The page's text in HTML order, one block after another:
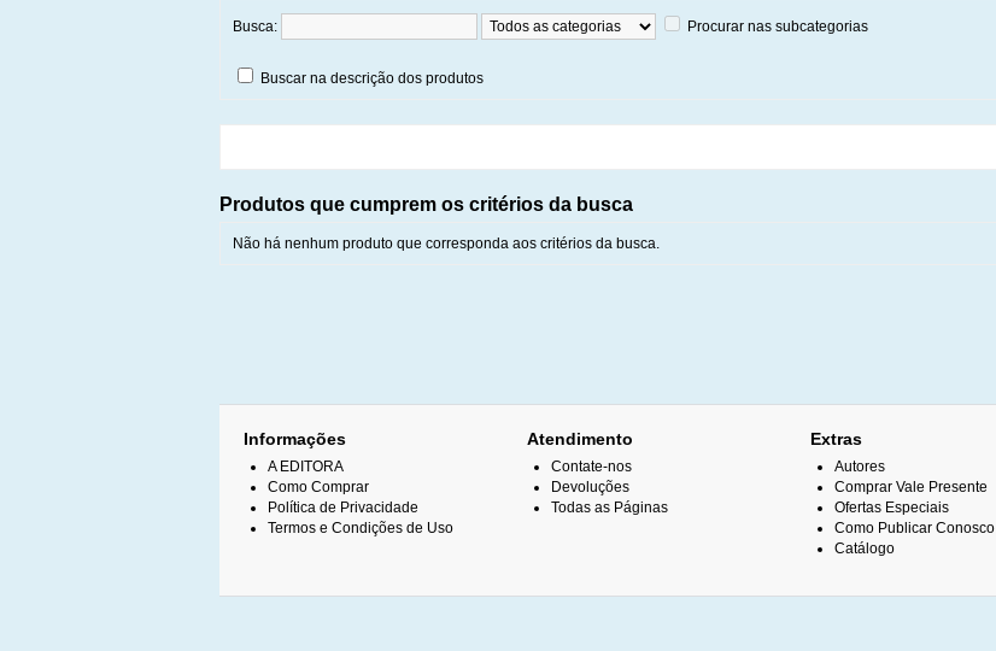
Busca: Procurar nas subcategorias
Buscar na descrição dos produtos
Produtos que cumprem os critérios da busca
Não há nenhum produto que corresponda aos critérios da busca.
Informações
A EDITORA
Como Comprar
Política de Privacidade
Termos e Condições de Uso
Atendimento
Contate-nos
Devoluções
Todas as Páginas
Extras
Autores
Comprar Vale Presente
Ofertas Especiais
Como Publicar Conosco
Catálogo